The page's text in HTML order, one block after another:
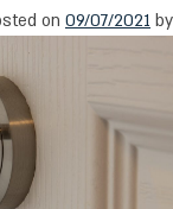
on 09/07/2021 by